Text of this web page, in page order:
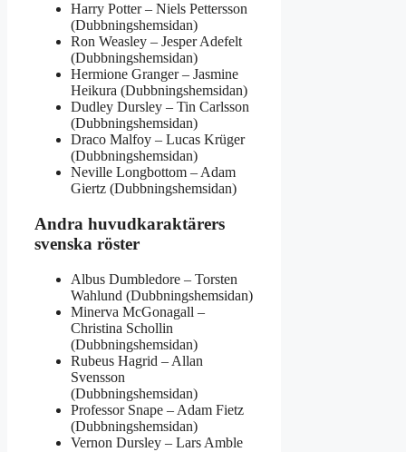
Harry Potter – Niels Pettersson
(Dubbningshemsidan)
Ron Weasley – Jesper Adefelt
(Dubbningshemsidan)
Hermione Granger – Jasmine
Heikura (Dubbningshemsidan)
Dudley Dursley – Tin Carlsson
(Dubbningshemsidan)
Draco Malfoy – Lucas Krüger
(Dubbningshemsidan)
Neville Longbottom – Adam
Giertz (Dubbningshemsidan)
Andra huvudkaraktärers
svenska röster
Albus Dumbledore – Torsten
Wahlund (Dubbningshemsidan)
Minerva McGonagall –
Christina Schollin
(Dubbningshemsidan)
Rubeus Hagrid – Allan
Svensson
(Dubbningshemsidan)
Professor Snape – Adam Fietz
(Dubbningshemsidan)
Vernon Dursley – Lars Amble